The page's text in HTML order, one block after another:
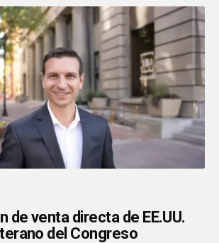
de venta directa de EE.UU.
del Congreso